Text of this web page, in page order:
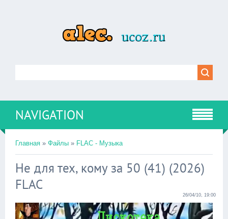
NAVIGATION
Главная » Файлы » FLAC - Музыка
Не для тех, кому за 50 (41) (2026)
FLAC
26/04/10, 19:00